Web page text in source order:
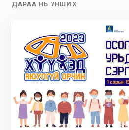
ДАРАА НЬ УНШИХ